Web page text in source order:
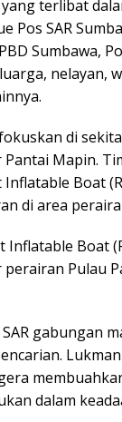
terlibat
Pos SAR
Sumbawa,
nelayan,
di
Mapin.
Boat
di area
Inflatable Boat
Pulau
gabungan
dalam